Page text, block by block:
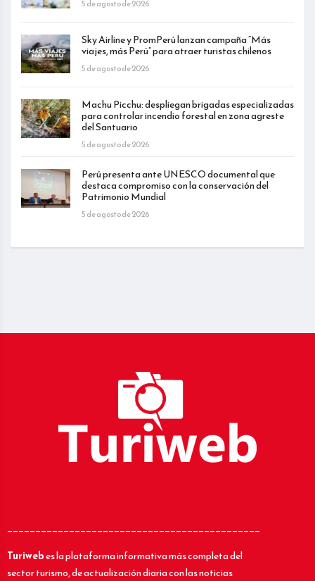
5 de agosto de 2026
Sky Airline y PromPerú lanzan campaña “Más
viajes, más Perú” para atraer turistas chilenos
5 de agosto de 2026
Machu Picchu: despliegan brigadas especializadas
para controlar incendio forestal en zona agreste
del Santuario
5 de agosto de 2026
Perú presenta ante UNESCO documental que
destaca compromiso con la conservación del
Patrimonio Mundial
5 de agosto de 2026
_____________________________________________
Turiwebes la plataforma informativa más completa del
sector turismo, de actualización diaria con las noticias